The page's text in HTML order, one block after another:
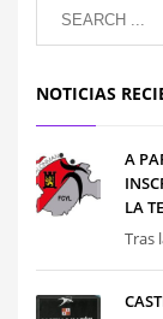
NOTICIAS
A
LA
Tras